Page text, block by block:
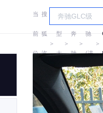
当
前
位
搜
狐
汽
＞
车
型
大
全
＞
奔
驰
＞
奔
驰
(进
口)
＞